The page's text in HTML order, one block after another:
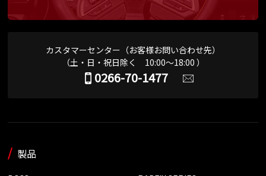
カスタマーセンター（お客様お問い合わせ先）
（土・日・祝日除く 10:00～18:00 ）
0266-70-1477
製品